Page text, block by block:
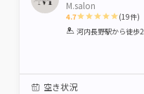
M.salon
4.7
1 2 3 4 5
(19件)
河内長野駅から徒歩
空き状況